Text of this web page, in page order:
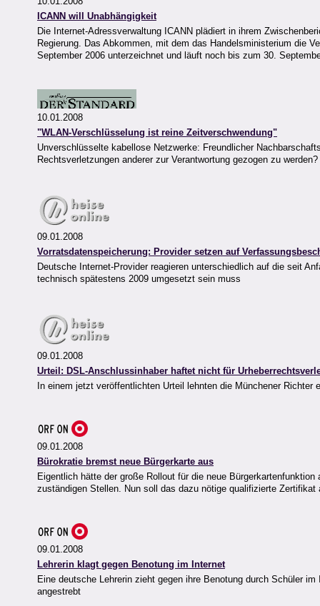
ICANN will Unabhängigkeit
Die Internet-Adressverwaltung ICANN plädiert in ihrem
Regierung. Das Abkommen, mit dem das Handelsministerium die
September 2006 unterzeichnet und läuft noch bis zum 30.
10.01.2008
"WLAN-Verschlüsselung ist reine Zeitverschwendung"
Unverschlüsselte kabellose Netzwerke: Freundlicher
Rechtsverletzungen anderer zur Verantwortung gezogen zu werden?
09.01.2008
Vorratsdatenspeicherung: Provider setzen auf
Deutsche Internet-Provider reagieren unterschiedlich auf die seit
technisch spätestens 2009 umgesetzt sein muss
09.01.2008
Urteil: DSL-Anschlussinhaber haftet nicht für
In einem jetzt veröffentlichten Urteil lehnten die Münchener
09.01.2008
Bürokratie bremst neue Bürgerkarte aus
Eigentlich hätte der große Rollout für die neue
zuständigen Stellen. Nun soll das dazu nötige qualifizierte Zertifikat
09.01.2008
Lehrerin klagt gegen Benotung im Internet
Eine deutsche Lehrerin zieht gegen ihre Benotung durch Schüler
angestrebt